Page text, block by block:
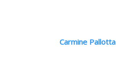
Carmine Pallotta